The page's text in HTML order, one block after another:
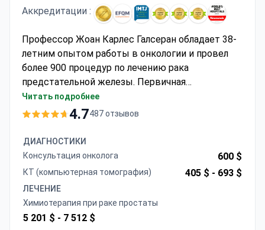
Аккредитации :
Профессор Жоан Карлес Галсеран обладает 38-
летним опытом работы в онкологии и провел
более 900 процедур по лечению рака
предстательной железы. Первичная
консультация стоит около 615 €, включая
составление индивидуального плана лечения. Он
исследованиями препаратов против рака
простаты и ведет сложные случаи на
терминальных стадиях. Медицинский центр
Текнон имеет аккредитации JCI и EFQM, что
гарантирует соответствие международным
стандартам качества. Планы лечения сочетают
химиотерапию, таргетную терапию и
Читать подробнее
4.7487 отзывов
ДИАГНОСТИКИ
Консультация онколога
600 $
КТ (компьютерная томография) 405 $ - 693 $
ЛЕЧЕНИЕ
Химиотерапия при раке простаты
5 201 $ - 7 512 $